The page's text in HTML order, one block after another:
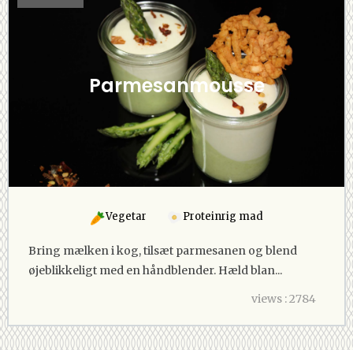
Parmesanmousse
Vegetar Proteinrig mad
Bring mælken i kog, tilsæt parmesanen og blend
øjeblikkeligt med en håndblender. Hæld blan...
views : 2784